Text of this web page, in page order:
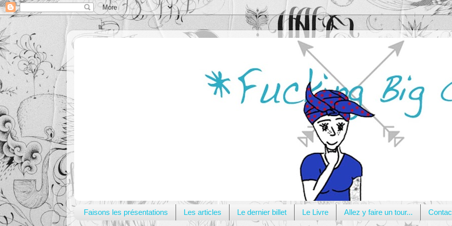
Faisons les présentations Les articles Le dernier billet Le Livre Allez y faire un tour...